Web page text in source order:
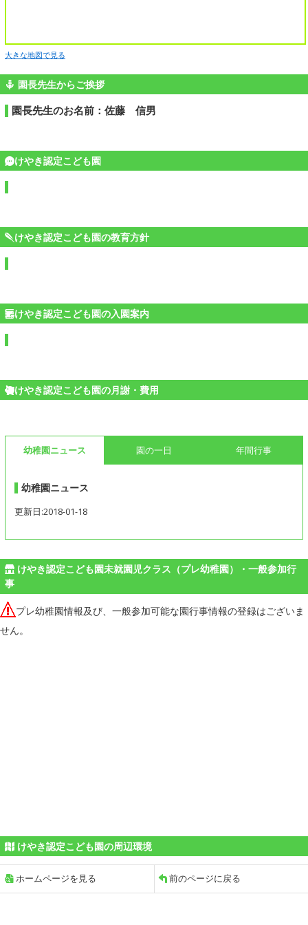
大きな地図で見る
園長先生からご挨拶
園長先生のお名前：佐藤 信男
けやき認定こども園
けやき認定こども園の教育方針
けやき認定こども園の入園案内
けやき認定こども園の月謝・費用
幼稚園ニュース 園の一日 年間行事
幼稚園ニュース
更新日:2018-01-18
けやき認定こども園未就園児クラス（プレ幼稚園）・一般参加行
事
プレ幼稚園情報及び、一般参加可能な園行事情報の登録はございま
せん。
けやき認定こども園の周辺環境
ホームページを見る 前のページに戻る